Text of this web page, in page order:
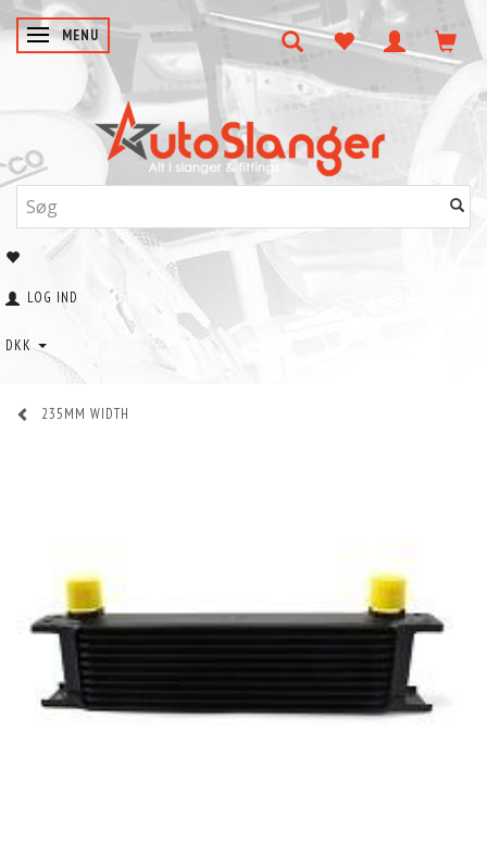
SKIFTE NAVIGATION
MENU
LOG IND
DKK
235MM WIDTH